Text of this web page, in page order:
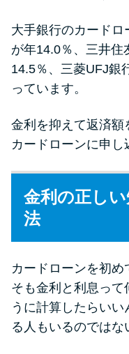
大手銀行のカード
が年14.0％、三井住
14.5％、三菱UFJ銀
っています。
金利を抑えて返済
カードローンに申し
金利の正し
法
カードローンを初
そも金利と利息って
うに計算したらい
る人もいるのではな